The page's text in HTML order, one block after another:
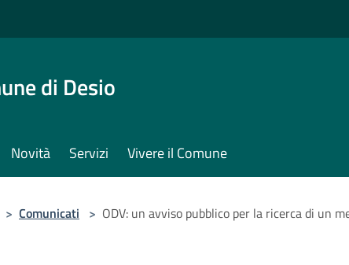
di Desio
Novità Servizi Vivere il Comune
> Comunicati > ODV: un avviso pubblico per la ricerca di un